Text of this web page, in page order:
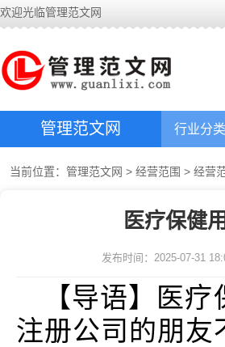
欢迎光临管理范文网
管理范文网 行业分类
当前位置： 管理范文网 > 经营范围 > 经营
医疗保健
发布时间：2025-07-31
【导语】医
注册公司的朋友